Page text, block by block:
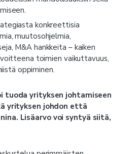
konkreettisia
muutosohjelmia,
M&A hankkeita – kaiken
toimien vaikuttavuus,
oppiminen.
tuoda yrityksen johtamiseen
yrityksen johdon että
Lisäarvo voi syntyä siitä,